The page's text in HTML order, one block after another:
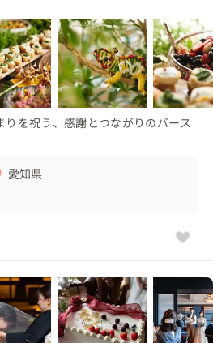
りを祝う、感謝とつながりのバース
愛知県